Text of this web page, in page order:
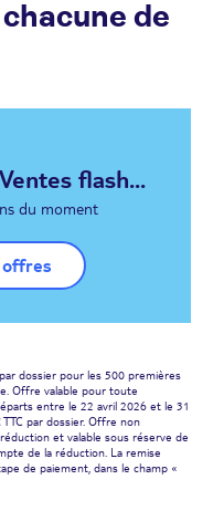
de
flash...
du moment
dossier pour les 500 premières
Offre valable pour toute
entre le 22 avril 2026 et le 31
par dossier. Offre non
et valable sous réserve de
de la réduction. La remise
de paiement, dans le champ «